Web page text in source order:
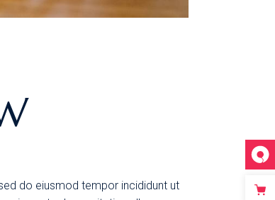
do eiusmod tempor incididunt ut